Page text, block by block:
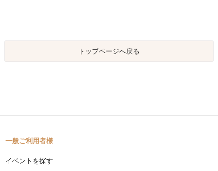
トップページへ戻る
一般ご利用者様
イベントを探す